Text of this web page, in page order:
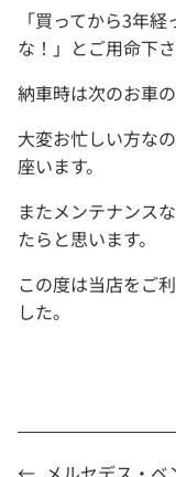
「買ってから3年
な！」とご用命下さ
納車時は次のお車
大変お忙しい方な
座います。
またメンテナンス
たらと思います。
この度は当店をご
した。